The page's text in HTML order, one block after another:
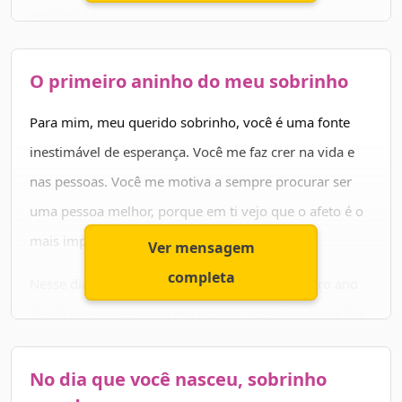
O primeiro aninho do meu sobrinho
Para mim, meu querido sobrinho, você é uma fonte
inestimável de esperança. Você me faz crer na vida e
nas pessoas. Você me motiva a sempre procurar ser
uma pessoa melhor, porque em ti vejo que o afeto é o
mais importante que existe.
Nesse dia abençoado, comemoramos o primeiro ano
muitas graças a Deus e rezar para que ele sempre te
proteja, te ilumine e te ajude a seguir em frente.
Ver mensagem
completa
No dia que você nasceu, sobrinho